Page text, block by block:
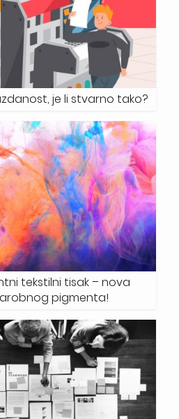
je li stvarno tako?
tekstilni tisak – nova
pigmenta!